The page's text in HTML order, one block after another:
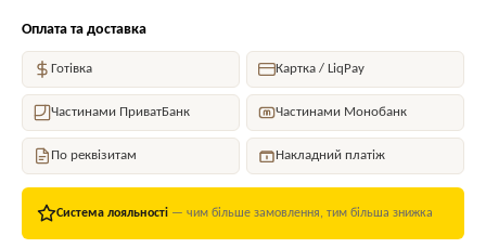
Оплата та доставка
Готівка Картка / LiqPay
Частинами ПриватБанк Частинами Монобанк
По реквізитам Накладний платіж
Система лояльності — чим більше замовлення, тим більша знижка